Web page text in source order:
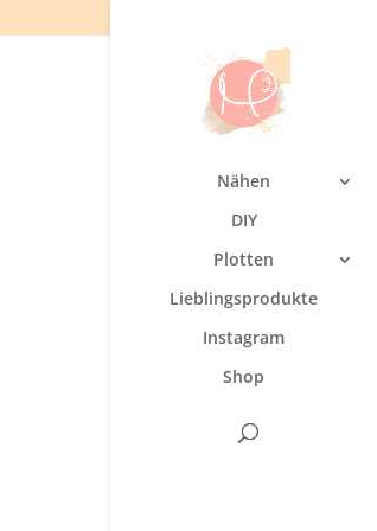
Nähen
DIY
Plotten
Lieblingsprodukte
Instagram
Shop